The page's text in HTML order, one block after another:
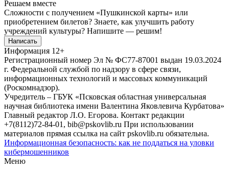
Решаем вместе
Сложности с получением «Пушкинской карты» или
приобретением билетов? Знаете, как улучшить работу
учреждений культуры? Напишите — решим!
Написать
Информация 12+
Регистрационный номер Эл № ФС77-87001 выдан 19.03.2024
г. Федеральной службой по надзору в сфере связи,
информационных технологий и массовых коммуникаций
(Роскомнадзор).
Учредитель – ГБУК «Псковская областная универсальная
научная библиотека имени Валентина Яковлевича Курбатова»
Главный редактор Л.О. Егорова. Контакт редакции
+7(8112)72-84-01, bib@pskovlib.ru При использовании
материалов прямая ссылка на сайт pskovlib.ru обязательна.
Информационная безопасность: как не поддаться на уловки
кибермошенников
Меню